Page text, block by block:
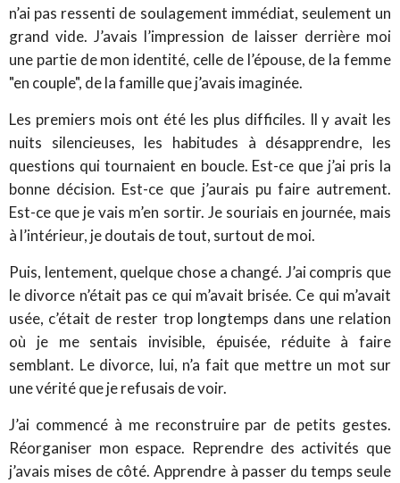
n’ai pas ressenti de soulagement immédiat, seulement un
grand vide. J’avais l’impression de laisser derrière moi
une partie de mon identité, celle de l’épouse, de la femme
"en couple", de la famille que j’avais imaginée.
Les premiers mois ont été les plus difficiles. Il y avait les
nuits silencieuses, les habitudes à désapprendre, les
questions qui tournaient en boucle. Est-ce que j’ai pris la
bonne décision. Est-ce que j’aurais pu faire autrement.
Est-ce que je vais m’en sortir. Je souriais en journée, mais
à l’intérieur, je doutais de tout, surtout de moi.
Puis, lentement, quelque chose a changé. J’ai compris que
le divorce n’était pas ce qui m’avait brisée. Ce qui m’avait
usée, c’était de rester trop longtemps dans une relation
où je me sentais invisible, épuisée, réduite à faire
semblant. Le divorce, lui, n’a fait que mettre un mot sur
une vérité que je refusais de voir.
J’ai commencé à me reconstruire par de petits gestes.
Réorganiser mon espace. Reprendre des activités que
j’avais mises de côté. Apprendre à passer du temps seule